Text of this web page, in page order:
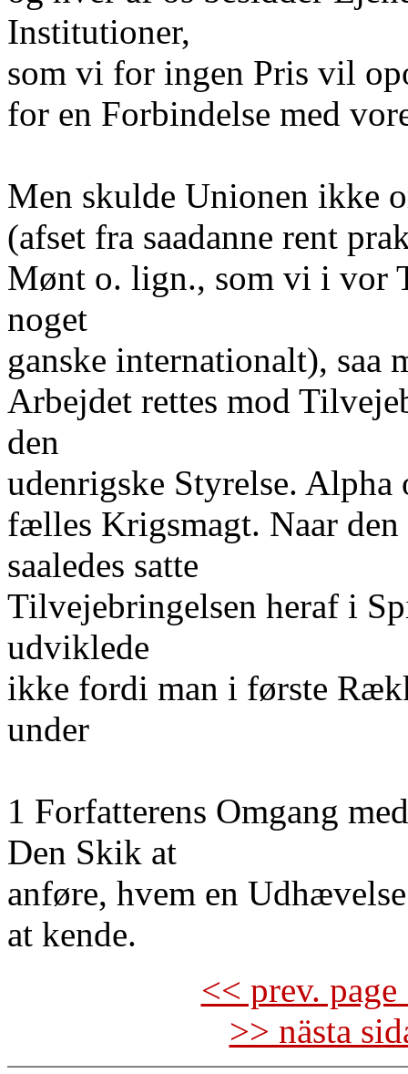
Institutioner,
som vi for ingen Pris vil
for en Forbindelse med
Men skulde Unionen ikke
(afset fra saadanne rent
Mønt o. lign., som vi i vor
noget
ganske internationalt), saa
Arbejdet rettes mod
den
udenrigske Styrelse. Alpha
fælles Krigsmagt. Naar
saaledes satte
Tilvejebringelsen heraf i
udviklede
ikke fordi man i første
under
1 Forfatterens Omgang
Den Skik at
anføre, hvem en
at kende.
<< prev.
>> nästa